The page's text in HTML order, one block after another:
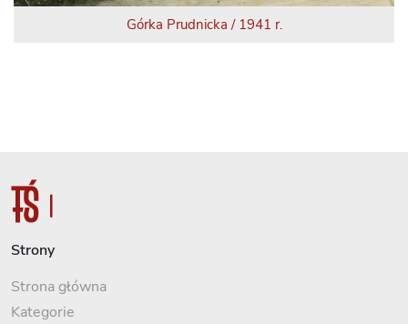
Górka Prudnicka / 1941 r.
Strony
Strona główna
Kategorie